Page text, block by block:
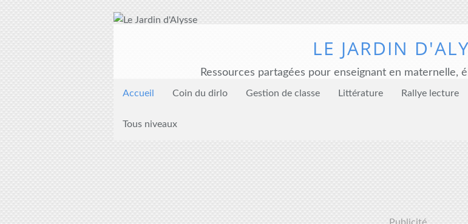
LE JARDIN
Ressources partagées pour enseignant en maternelle,
Accueil Coin du dirlo Gestion de classe Littérature Rallye lecture
Tous niveaux